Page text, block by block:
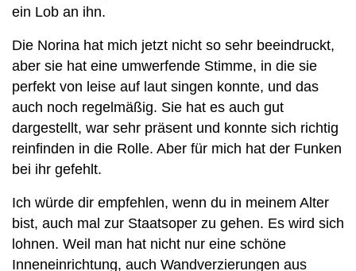
ein Lob an ihn.
Die Norina hat mich jetzt nicht so sehr beeindruckt,
aber sie hat eine umwerfende Stimme, in die sie
perfekt von leise auf laut singen konnte, und das
auch noch regelmäßig. Sie hat es auch gut
dargestellt, war sehr präsent und konnte sich richtig
reinfinden in die Rolle. Aber für mich hat der Funken
bei ihr gefehlt.
Ich würde dir empfehlen, wenn du in meinem Alter
bist, auch mal zur Staatsoper zu gehen. Es wird sich
lohnen. Weil man hat nicht nur eine schöne
Inneneinrichtung, auch Wandverzierungen aus